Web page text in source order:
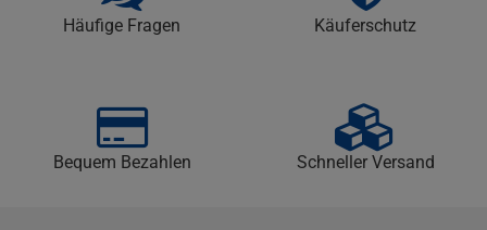
Häufige Fragen Käuferschutz
Bequem Bezahlen Schneller Versand